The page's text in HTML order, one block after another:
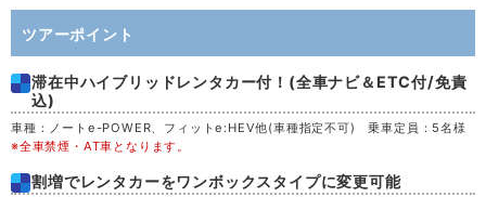
月 17
火 18
水 19
ツアーポイント
滞在中ハイブリッドレンタカー付！(全車ナビ＆ETC付/免責
込)
車種：ノートe-POWER、フィットe:HEV他(車種指定不可) 乗車定員：5名様
※全車禁煙・AT車となります。
割増でレンタカーをワンボックスタイプに変更可能